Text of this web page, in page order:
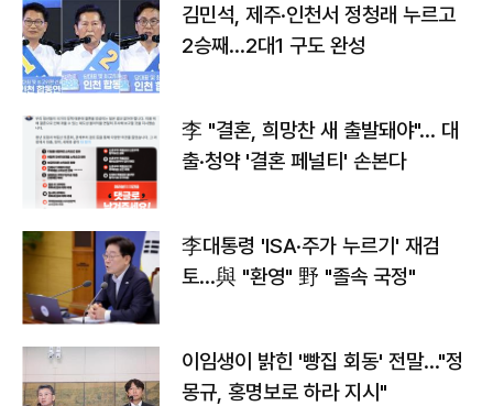
김민석, 제주·인천서 정청래 누르고
2승째…2대1 구도 완성
李 "결혼, 희망찬 새 출발돼야"… 대
출·청약 '결혼 페널티' 손본다
李대통령 'ISA·주가 누르기' 재검
토…與 "환영" 野 "졸속 국정"
이임생이 밝힌 '빵집 회동' 전말…"정
몽규, 홍명보로 하라 지시"